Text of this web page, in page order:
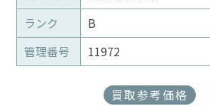
ランク
B
管理番号
11972
買取参考価格